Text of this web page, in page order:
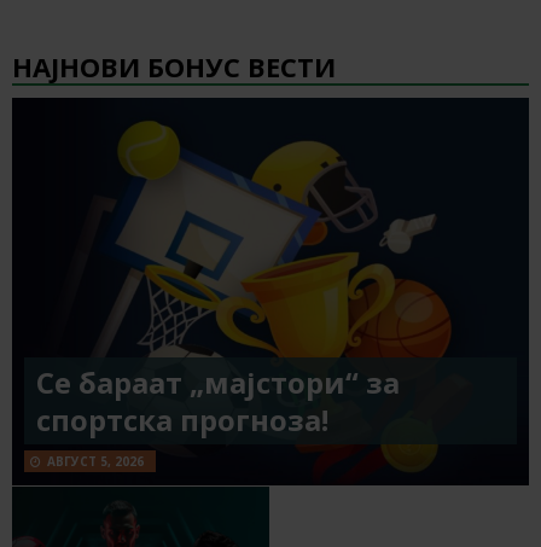
НАЈНОВИ БОНУС ВЕСТИ
Се бараат „мајстори“ за
спортска прогноза!
АВГУСТ 5, 2026